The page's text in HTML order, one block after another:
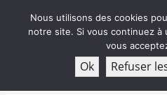
Nous utilisons des cookies
notre site. Si vous continuez
vous
Ok Refuser